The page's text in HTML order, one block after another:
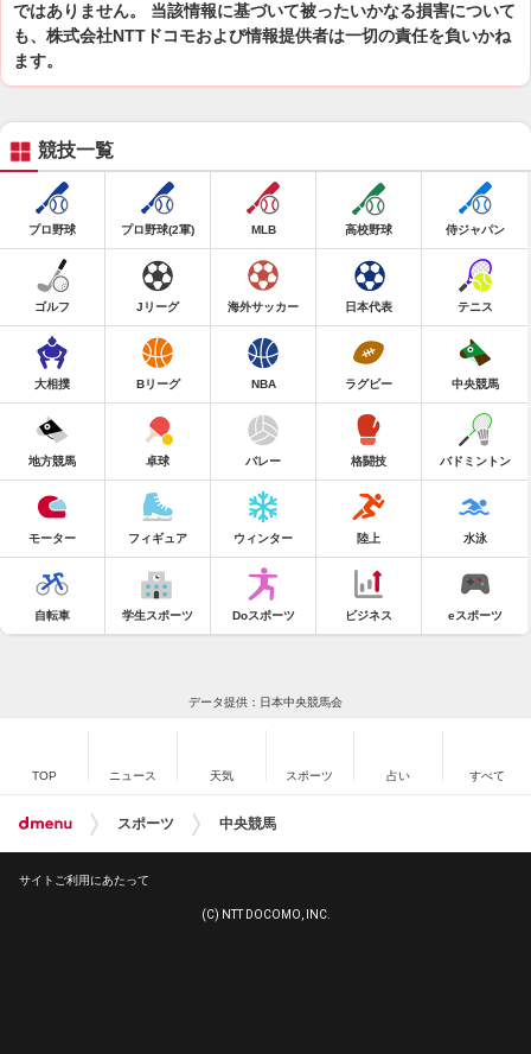
ではありません。 当該情報に基づいて被ったいかなる損害について
も、株式会社NTTドコモおよび情報提供者は一切の責任を負いかね
ます。
競技一覧
プロ野球 プロ野球(2軍) MLB 高校野球 侍ジャパン
ゴルフ Jリーグ 海外サッカー 日本代表 テニス
大相撲 Bリーグ NBA ラグビー 中央競馬
地方競馬 卓球 バレー 格闘技 バドミントン
モーター フィギュア ウィンター 陸上 水泳
自転車 学生スポーツ Doスポーツ ビジネス eスポーツ
データ提供：日本中央競馬会
TOP ニュース 天気 スポーツ 占い すべて
スポーツ 中央競馬
サイトご利用にあたって
(C) NTT DOCOMO, INC.